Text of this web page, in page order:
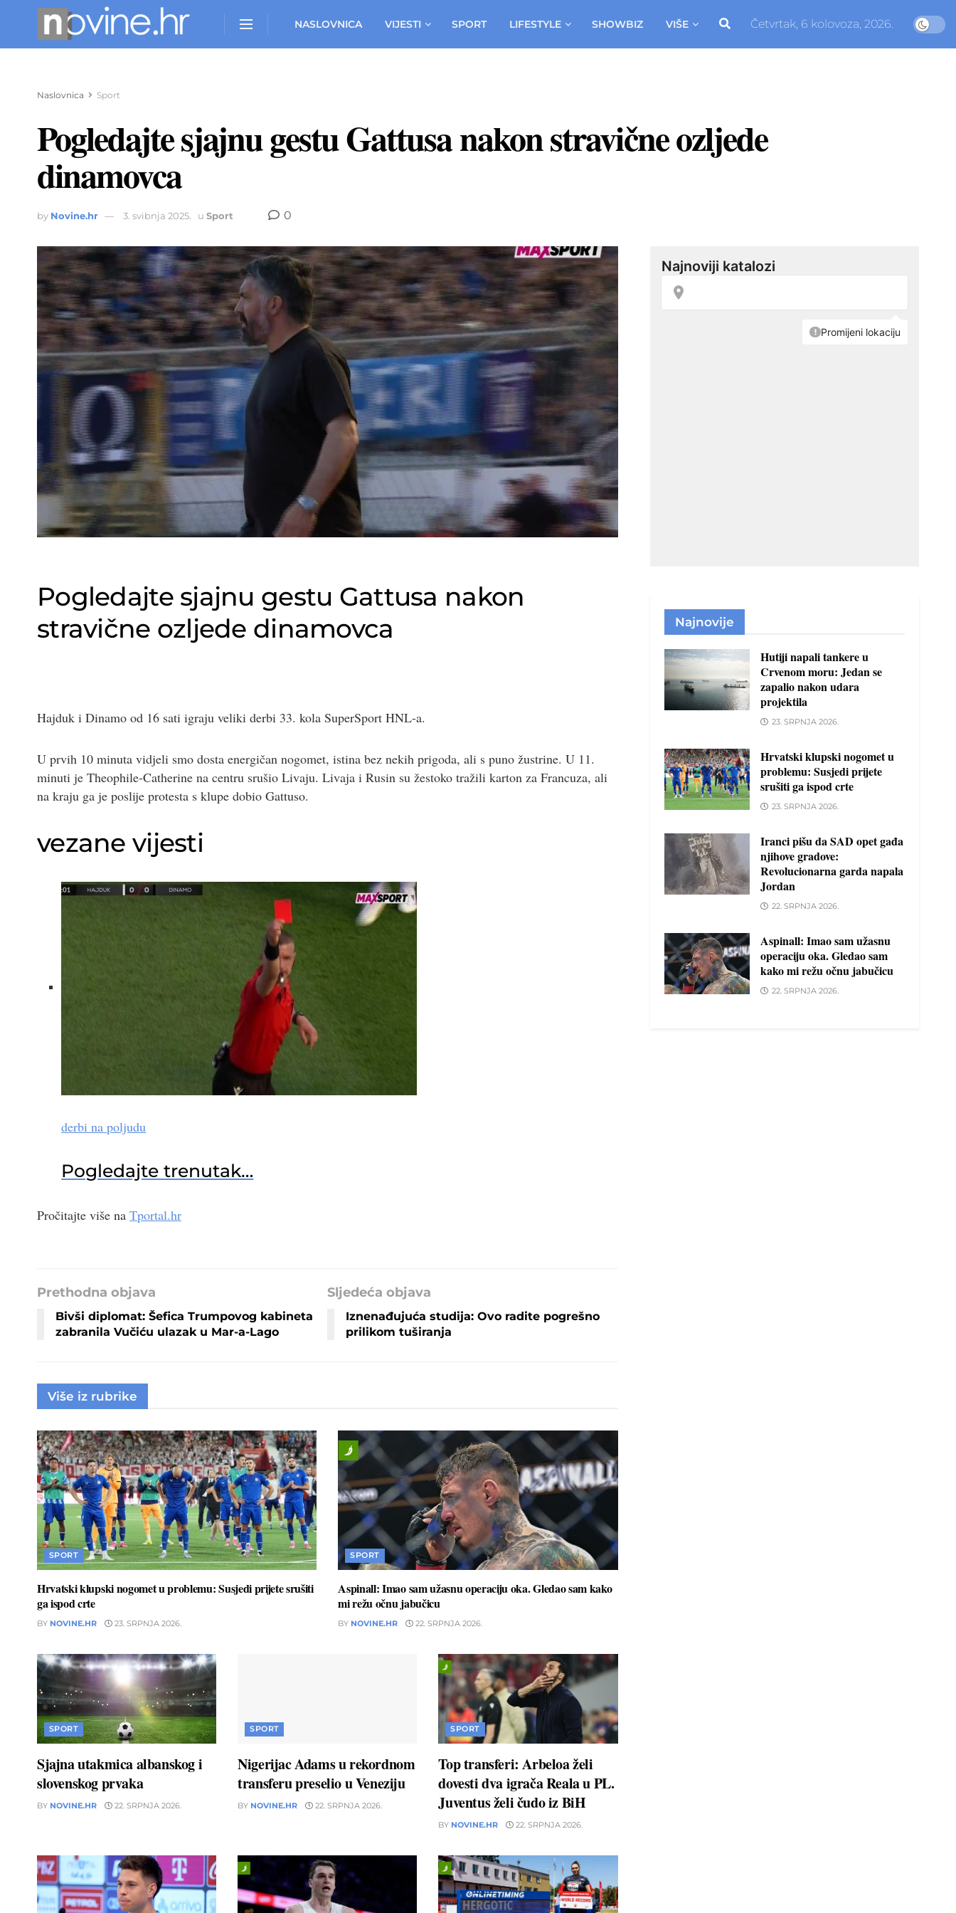
NASLOVNICA VIJESTI SPORT LIFESTYLE SHOWBIZ VIŠE Četvrtak, 6 kolovoza, 2026.
Naslovnica Sport
Pogledajte sjajnu gestu Gattusa nakon stravične ozljede
dinamovca
by Novine.hr 3. svibnja 2025. u Sport 0
Pogledajte sjajnu gestu Gattusa nakon
stravične ozljede dinamovca
Hajduk i Dinamo od 16 sati igraju veliki derbi 33. kola SuperSport HNL-a.
U prvih 10 minuta vidjeli smo dosta energičan nogomet, istina bez nekih prigoda, ali s puno žustrine. U 11.
minuti je Theophile-Catherine na centru srušio Livaju. Livaja i Rusin su žestoko tražili karton za Francuza, ali
na kraju ga je poslije protesta s klupe dobio Gattuso.
vezane vijesti
derbi na poljudu
Pogledajte trenutak…
Pročitajte više na Tportal.hr
Prethodna objava
Bivši diplomat: Šefica Trumpovog kabineta
zabranila Vučiću ulazak u Mar-a-Lago
Sljedeća objava
Iznenađujuća studija: Ovo radite pogrešno
prilikom tuširanja
Više iz rubrike
SPORT
Hrvatski klupski nogomet u problemu: Susjedi prijete srušiti
ga ispod crte
BY NOVINE.HR 23. SRPNJA 2026.
SPORT
Aspinall: Imao sam užasnu operaciju oka. Gledao sam kako
mi režu očnu jabučicu
BY NOVINE.HR 22. SRPNJA 2026.
SPORT
Sjajna utakmica albanskog i
slovenskog prvaka
BY NOVINE.HR 22. SRPNJA 2026.
SPORT
Nigerijac Adams u rekordnom
transferu preselio u Veneziju
BY NOVINE.HR 22. SRPNJA 2026.
SPORT
Top transferi: Arbeloa želi
dovesti dva igrača Reala u PL.
Juventus želi čudo iz BiH
BY NOVINE.HR 22. SRPNJA 2026.
Najnovije
Hutiji napali tankere u
Crvenom moru: Jedan se
zapalio nakon udara
projektila
23. SRPNJA 2026.
Hrvatski klupski nogomet u
problemu: Susjedi prijete
srušiti ga ispod crte
23. SRPNJA 2026.
Iranci pišu da SAD opet gađa
njihove gradove:
Revolucionarna garda napala
Jordan
22. SRPNJA 2026.
Aspinall: Imao sam užasnu
operaciju oka. Gledao sam
kako mi režu očnu jabučicu
22. SRPNJA 2026.